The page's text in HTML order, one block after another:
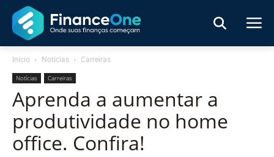
Início Notícias Carreiras
Notícias Carreiras
Aprenda a aumentar a
produtividade no home
office. Confira!